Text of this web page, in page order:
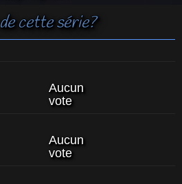
cette série?
Aucun
vote
Aucun
vote